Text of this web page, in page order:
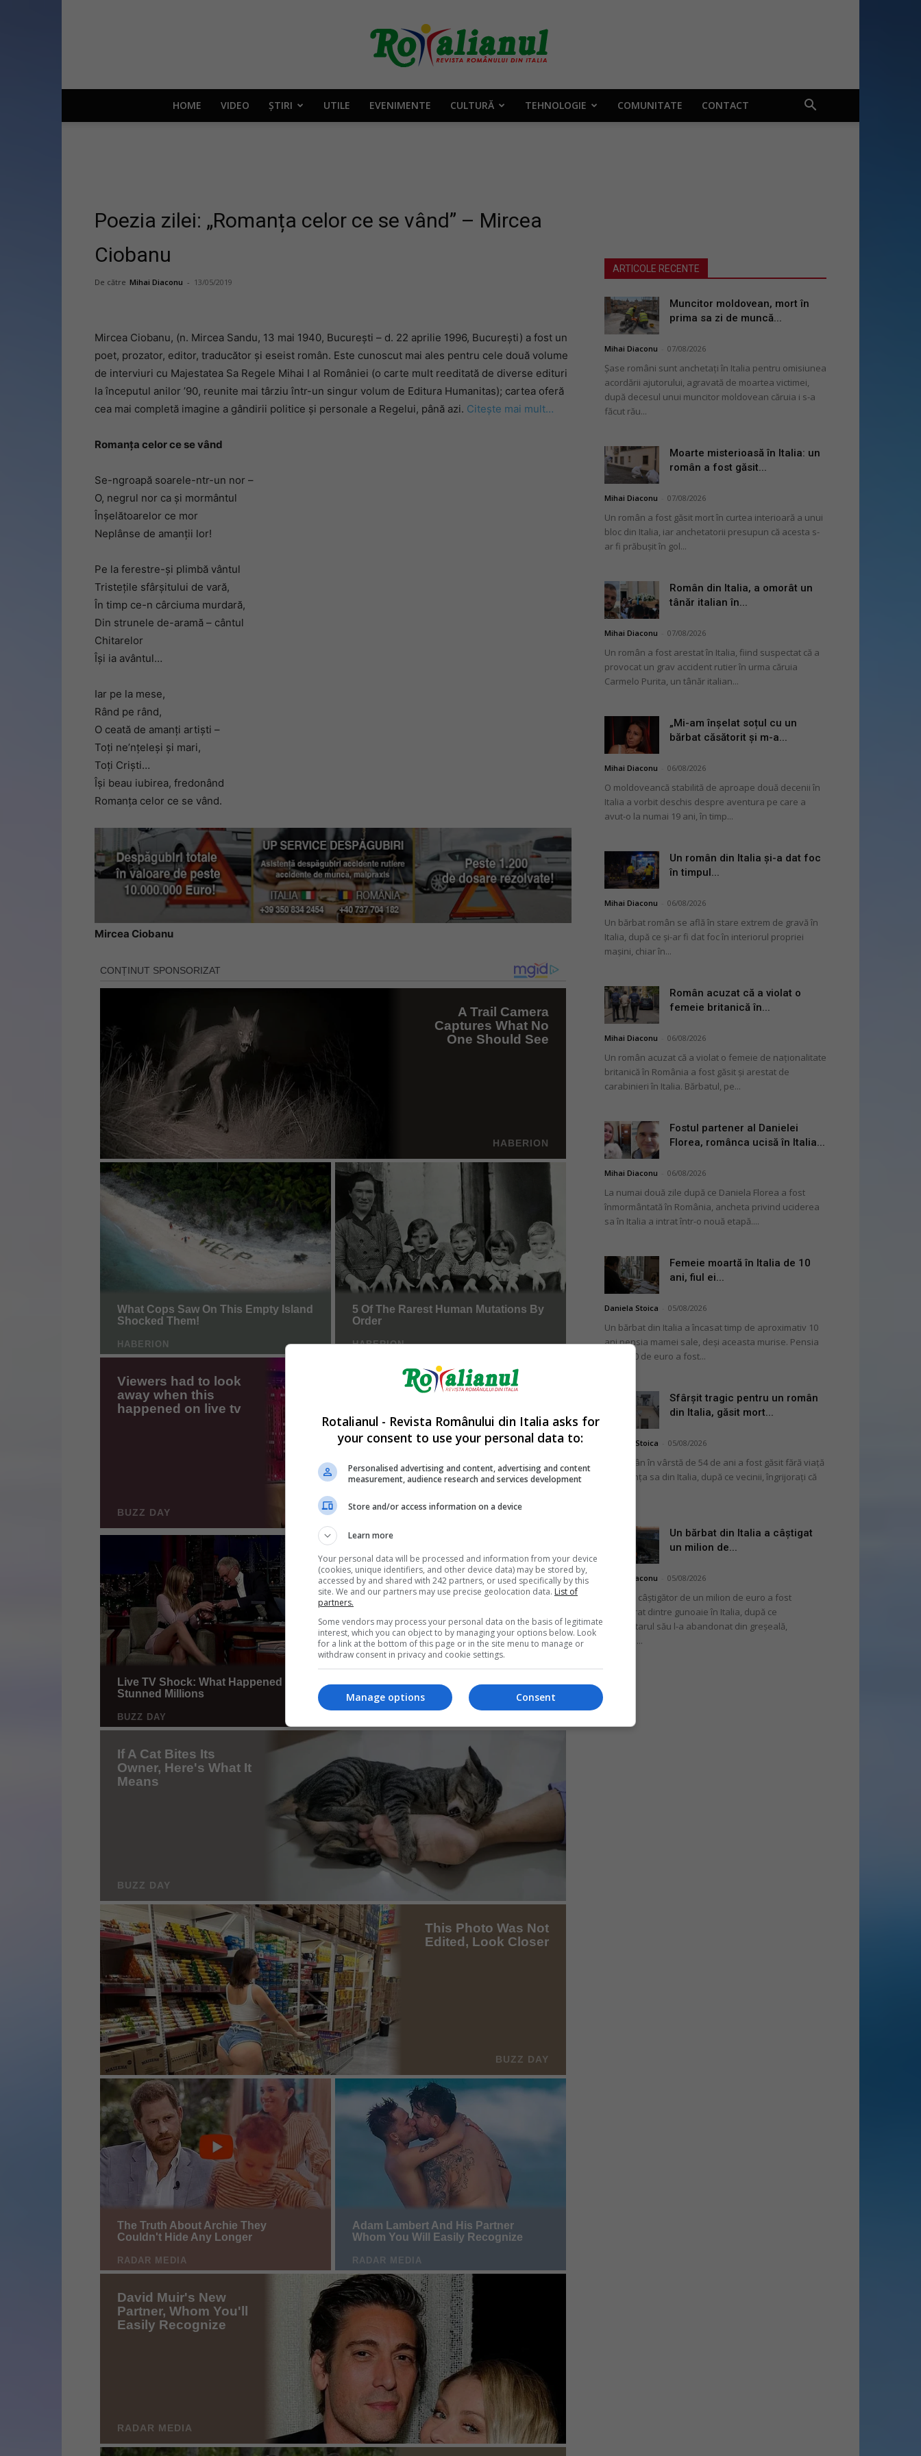
Rotalianul
românului
HOME VIDEO ȘTIRI UTILE EVENIMENTE CULTURĂ TEHNOLOGIE COMUNITATE CONTACT
Poezia zilei: „Romanța celor ce se vând” – Mircea
Ciobanu
De către Mihai Diaconu - 13/05/2019
Mircea Ciobanu, (n. Mircea Sandu, 13 mai 1940, București – d. 22 aprilie 1996, București) a fost un
poet, prozator, editor, traducător și eseist român. Este cunoscut mai ales pentru cele două volume
de interviuri cu Majestatea Sa Regele Mihai I al României (o carte mult reeditată de diverse edituri
la începutul anilor ’90, reunite mai târziu într-un singur volum de Editura Humanitas); cartea oferă
cea mai completă imagine a gândirii politice și personale a Regelui, până azi. Citește mai mult…
Romanța celor ce se vând
Se-ngroapă soarele-ntr-un nor –
O, negrul nor ca şi mormântul
Înşelătoarelor ce mor
Neplânse de amanţii lor!
Pe la ferestre-şi plimbă vântul
Tristeţile sfârşitului de vară,
În timp ce-n cârciuma murdară,
Din strunele de-aramă – cântul
Chitarelor
Îşi ia avântul…
Iar pe la mese,
Rând pe rând,
O ceată de amanţi artişti –
Toţi ne’nţeleşi şi mari,
Toţi Crişti…
Îşi beau iubirea, fredonând
Romanţa celor ce se vând.
Mircea Ciobanu
ARTICOLE RECENTE
Muncitor moldovean, mort în
prima sa zi de muncă...
Mihai Diaconu 07/08/2026
Șase români sunt anchetați în Italia pentru omisiunea
acordării ajutorului, agravată de moartea victimei,
după decesul unui muncitor moldovean căruia i s-a
făcut rău...
Moarte misterioasă în Italia: un
român a fost găsit...
Mihai Diaconu 07/08/2026
Un român a fost găsit mort în curtea interioară a unui
bloc din Italia, iar anchetatorii presupun că acesta s-
ar fi prăbușit în gol...
Român din Italia, a omorât un
tânăr italian în...
Mihai Diaconu 07/08/2026
Un român a fost arestat în Italia, fiind suspectat că a
provocat un grav accident rutier în urma căruia
Carmelo Purita, un tânăr italian...
„Mi-am înșelat soțul cu un
bărbat căsătorit și m-a...
Mihai Diaconu 06/08/2026
O moldoveancă stabilită de aproape două decenii în
Italia a vorbit deschis despre aventura pe care a
avut-o la numai 19 ani, în timp...
Un român din Italia și-a dat foc
în timpul...
Mihai Diaconu 06/08/2026
Un bărbat român se află în stare extrem de gravă în
Italia, după ce și-ar fi dat foc în interiorul propriei
mașini, chiar în...
Român acuzat că a violat o
femeie britanică în...
Mihai Diaconu 06/08/2026
Un român acuzat că a violat o femeie de naționalitate
britanică în România a fost găsit și arestat de
carabinieri în Italia. Bărbatul, pe...
Fostul partener al Danielei
Florea, românca ucisă în Italia...
Mihai Diaconu 06/08/2026
La numai două zile după ce Daniela Florea a fost
înmormântată în România, ancheta privind uciderea
sa în Italia a intrat într-o nouă etapă....
Femeie moartă în Italia de 10
ani, fiul ei...
Daniela Stoica 05/08/2026
Un bărbat din Italia a încasat timp de aproximativ 10
ani pensia mamei sale, deși aceasta murise. Pensia
de 2.000 de euro a fost...
Sfârșit tragic pentru un român
din Italia, găsit mort...
Daniela Stoica 05/08/2026
Un român în vârstă de 54 de ani a fost găsit fără viață
în locuința sa din Italia, după ce vecinii, îngrijorați că
Un bărbat din Italia a câștigat
un milion de...
Mihai Diaconu 05/08/2026
Un bilet câștigător de un milion de euro a fost
recuperat dintre gunoaie în Italia, după ce
proprietarul său l-a abandonat din greșeală,
convins...
Rotalianul - Revista Românului din Italia asks for
your consent to use your personal data to:
Personalised advertising and content, advertising and content
measurement, audience research and services development
Store and/or access information on a device
Learn more
Your personal data will be processed and information from your device
(cookies, unique identifiers, and other device data) may be stored by,
accessed by and shared with 242 partners, or used specifically by this
site. We and our partners may use precise geolocation data. List of
partners.
Some vendors may process your personal data on the basis of legitimate
interest, which you can object to by managing your options below. Look
for a link at the bottom of this page or in the site menu to manage or
withdraw consent in privacy and cookie settings.
Consent
Manage options